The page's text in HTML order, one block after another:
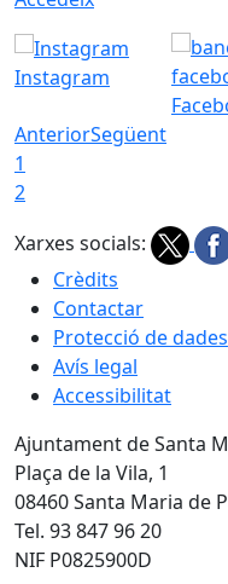
Instagram
AnteriorSegüent
1
2
Xarxes socials:
Crèdits
Contactar
Protecció de dades
Avís legal
Accessibilitat
Ajuntament de Santa
Plaça de la Vila, 1
08460 Santa Maria de
Tel. 93 847 96 20
NIF P0825900D